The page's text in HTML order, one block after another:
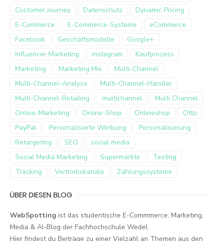
Customer Journey
Datenschutz
Dynamic Pricing
E-Commerce
E-Commerce-Systeme
eCommerce
Facebook
Geschäftsmodelle
Google+
Influencer Marketing
instagram
Kaufprozess
Marketing
Marketing Mix
Multi-Channel
Multi-Channel-Analyse
Multi-Channel-Händler
Multi-Channel-Retailing
multichannel
Multi Channel
Online-Marketing
Online-Shop Onlineshop
Otto
PayPal
Personalisierte Werbung
Personalisierung
Retargeting
SEO
social media
Social Media Marketing
Supermärkte
Testing
Tracking
Vertriebskanäle Zahlungssysteme
ÜBER DIESEN BLOG
WebSpotting ist das studentische E-Commmerce, Marketing,
Media & AI-Blog der Fachhochschule Wedel.
Hier findest du Beiträge zu einer Vielzahl an Themen aus den